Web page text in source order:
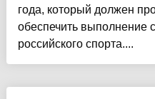
года, который должен
обеспечить выполнение
российского спорта....